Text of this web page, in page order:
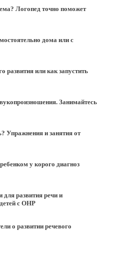
Логопед точно поможет
дома или с
развития или как запустить
Занимайтесь
Упражнения и занятия от
у корого диагноз
развития речи и
с ОНР
о развитии речевого